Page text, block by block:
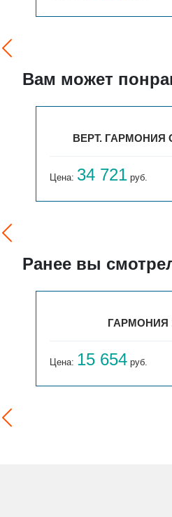
Вам может
ВЕРТ. ГАРМОНИЯ
Цена: 34 721 руб.
Ранее вы
ГАРМОНИЯ
Цена: 15 654 руб.